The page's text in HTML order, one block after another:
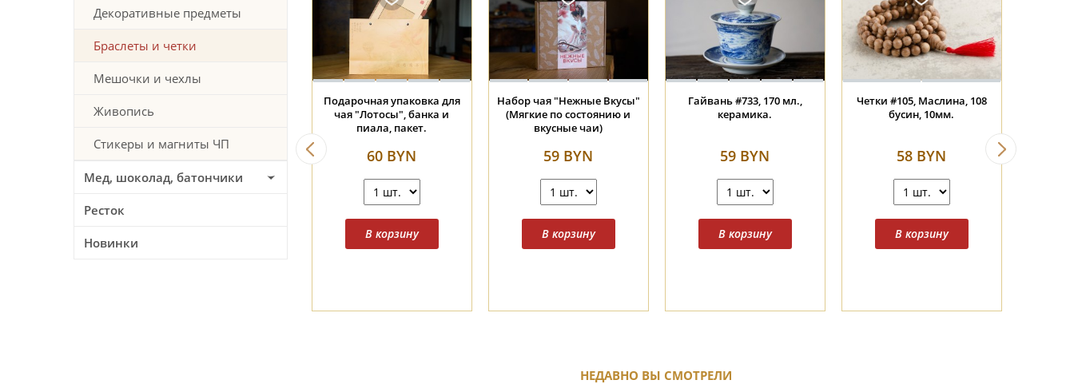
Декоративные предметы
Браслеты и четки
Мешочки и чехлы
Живопись
Стикеры и магниты ЧП
Мед, шоколад, батончики
Ресток
Новинки
керамика.
59 BYN
Четки #105, Маслина, 108
58 BYN
Пиала #1949, 60 мл.,
керамика
Пиала #1974, 105 мл.,
керамика.
Пиала #2038, 80 мл.,
Пиала #2111, 80 мл.,
62 BYN
НЕДАВНО ВЫ СМОТРЕЛИ